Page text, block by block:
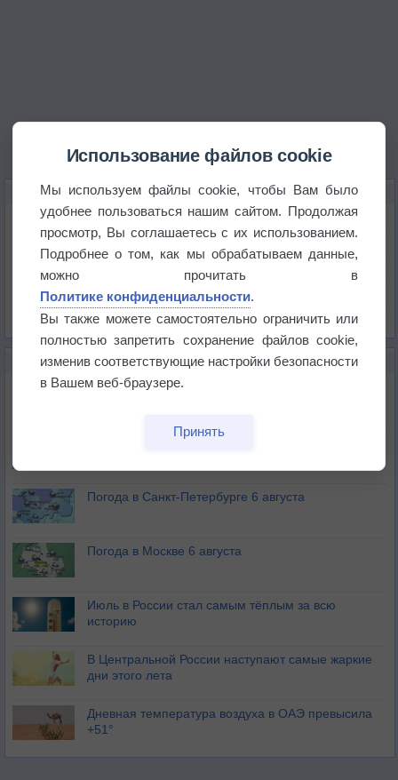
КАРТЫ ПОГОДЫ В НОВОШАХТИНСКЕ
Температура
Давление
Осадки
Облачность
Список всех карт
НОВОЕ О ПОГОДЕ
Погода в Екатеринбурге 6 августа
Погода в Краснодаре 6 августа
Погода в Санкт-Петербурге 6 августа
Погода в Москве 6 августа
Июль в России стал самым тёплым за всю
историю
В Центральной России наступают самые жаркие
дни этого лета
Дневная температура воздуха в ОАЭ превысила
+51°
Использование файлов cookie
Мы используем файлы cookie, чтобы Вам было
удобнее пользоваться нашим сайтом. Продолжая
просмотр, Вы соглашаетесь с их использованием.
Подробнее о том, как мы обрабатываем данные,
можно прочитать в
Политике конфиденциальности.
Вы также можете самостоятельно ограничить или
полностью запретить сохранение файлов cookie,
изменив соответствующие настройки безопасности
в Вашем веб-браузере.
Принять